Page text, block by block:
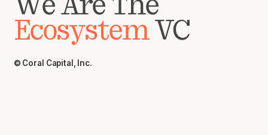
We Are The
EcosystemVC
© Coral Capital, Inc.